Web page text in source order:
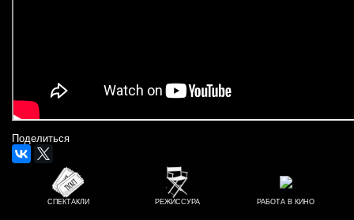
Поделиться
СПЕКТАКЛИ РЕЖИССУРА РАБОТА В КИНО